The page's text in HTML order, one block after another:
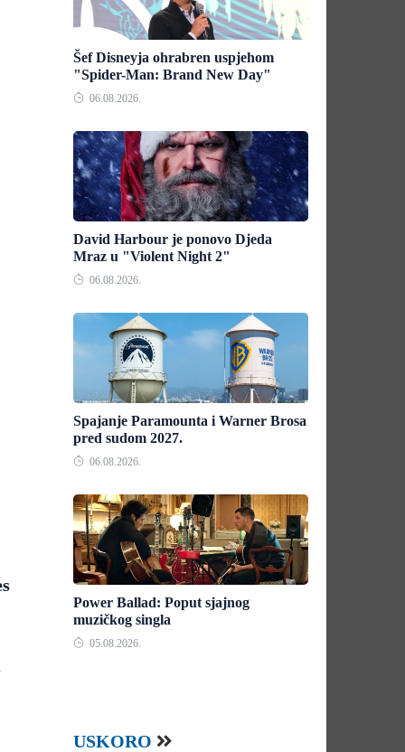
Šef Disneyja ohrabren uspjehom
"Spider-Man: Brand New Day"
06.08.2026.
David Harbour je ponovo Djeda
Mraz u "Violent Night 2"
06.08.2026.
Spajanje Paramounta i Warner Brosa
pred sudom 2027.
06.08.2026.
Power Ballad: Poput sjajnog
muzičkog singla
05.08.2026.
USKORO